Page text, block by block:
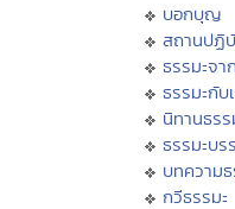
บอกบุญ
สถานปฏิ
ธรรมะจ
ธรรมะกับ
นิทานธร
ธรรมะบร
บทความธ
กวีธรรมะ